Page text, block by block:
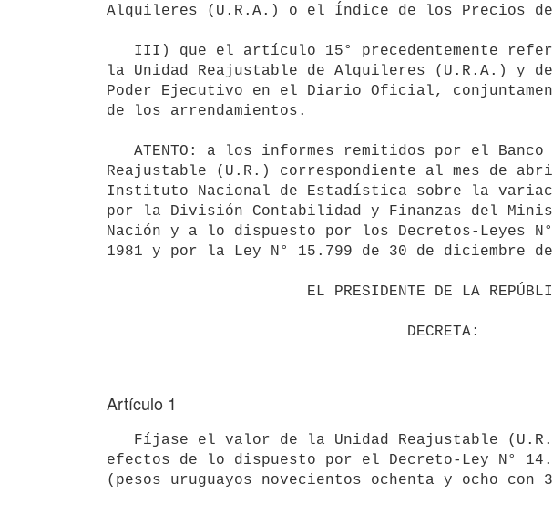
Alquileres (U.R.A.) o el Índice de los Precios
la Unidad Reajustable de Alquileres (U.R.A.) y
Poder Ejecutivo en el Diario Oficial,
de los arrendamientos.
Reajustable (U.R.) correspondiente al mes de
Instituto Nacional de Estadística sobre la
por la División Contabilidad y Finanzas del
Nación y a lo dispuesto por los Decretos-Leyes
1981 y por la Ley N° 15.799 de 30 de diciembre
Artículo 1
efectos de lo dispuesto por el Decreto-Ley N°